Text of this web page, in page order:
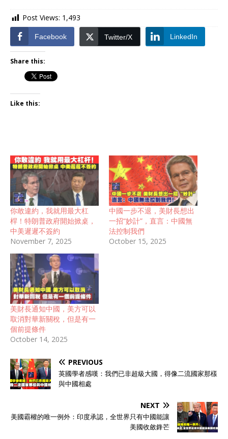
Post Views: 1,493
Facebook Twitter/X LinkedIn
Share this:
Like this:
你敢違約，我就用最大杠
桿！特朗普政府開始掀桌，
中美遲遲不簽約
November 7, 2025
中國一步不退，美財長想出
一招“妙計”，直言：中國無
法控制我們
October 15, 2025
美財長通知中國，美方可以
取消對華新關稅，但是有一
個前提條件
October 14, 2025
PREVIOUS
英國學者感嘆：我們已非超級大國，得像二流國家那樣
與中國相處
NEXT
美國霸權的唯一例外：印度承認，全世界只有中國能讓
美國收斂鋒芒